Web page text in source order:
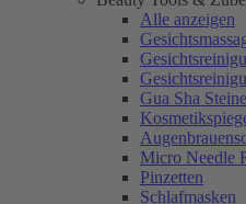
Alle anzeigen
Gua Sha Steine
Micro Needle
Pinzetten
Schlafmasken